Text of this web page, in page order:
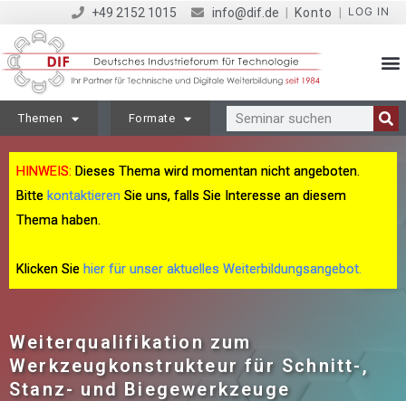
+49 2152 1015 info@dif.de Konto LOG IN
Themen Formate
HINWEIS: Dieses Thema wird momentan nicht angeboten.
Bitte kontaktieren Sie uns, falls Sie Interesse an diesem
Thema haben.
Klicken Sie hier für unser aktuelles Weiterbildungsangebot.
Weiterqualifikation zum
Werkzeugkonstrukteur für Schnitt-,
Stanz- und Biegewerkzeuge